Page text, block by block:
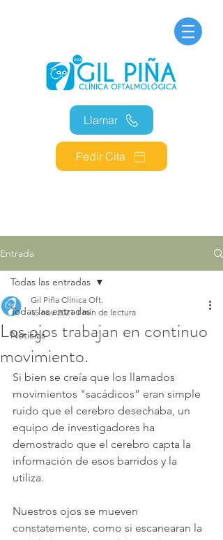
Llamar
Pedir Cita
Entrada
Todas las entradas
Noticias
Todas las entradas
Los ojos trabajan en continuo
movimiento.
Gil Piña Clínica Oft.
15 nov 2021 1 min de lectura
Si bien se creía que los llamados
movimientos "sacádicos” eran simple
ruido que el cerebro desechaba, un
equipo de investigadores ha
demostrado que el cerebro capta la
información de esos barridos y la
utiliza.
Nuestros ojos se mueven
constatemente, como si escanearan la